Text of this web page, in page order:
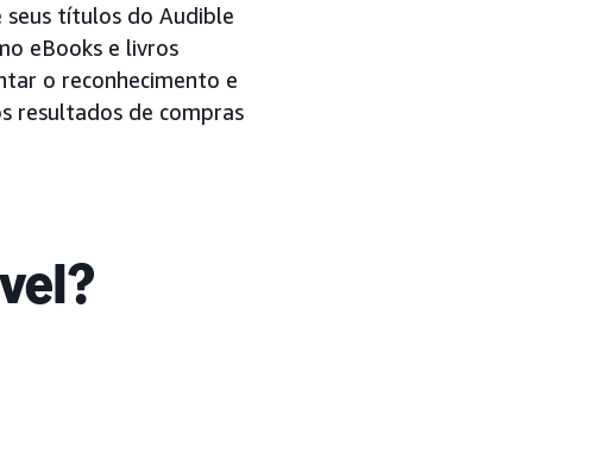
seus títulos do Audible
eBooks e livros
o reconhecimento e
resultados de compras